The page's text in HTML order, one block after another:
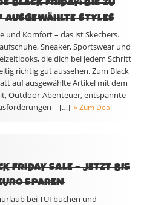
STYLES
und Komfort – das ist Skechers.
Sneaker, Sportswear und
die dich bei jedem Schritt
richtig gut aussehen. Zum Black
auf ausgewählte Artikel mit dem
Outdoor-Abenteuer, entspannte
– […] » Zum Deal
FRIDAY SALE – JETZT BIS
SPAREN
bei TUI buchen und